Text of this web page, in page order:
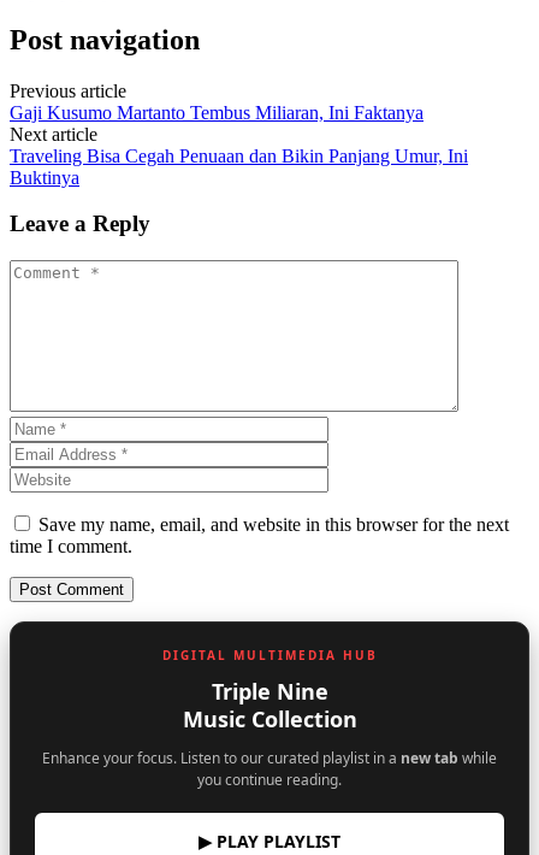
Post navigation
Previous article
Gaji Kusumo Martanto Tembus Miliaran, Ini Faktanya
Next article
Traveling Bisa Cegah Penuaan dan Bikin Panjang Umur, Ini
Buktinya
Leave a Reply
Save my name, email, and website in this browser for the next
time I comment.
DIGITAL MULTIMEDIA HUB
Triple Nine
Music Collection
Enhance your focus. Listen to our curated playlist in a new tab while
you continue reading.
▶ PLAY PLAYLIST